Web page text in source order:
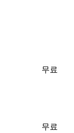
무료
무료